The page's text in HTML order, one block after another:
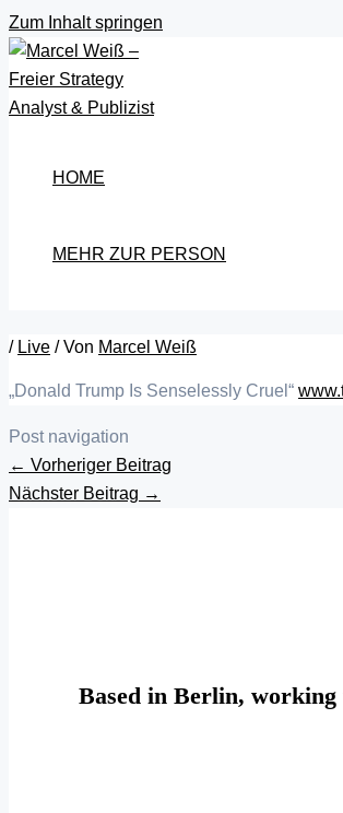
Zum Inhalt springen
HOME
MEHR ZUR PERSON
/ Live / Von Marcel Weiß
„Donald Trump Is Senselessly Cruel“
Post navigation
← Vorheriger Beitrag
Nächster Beitrag →
Based in Berlin,